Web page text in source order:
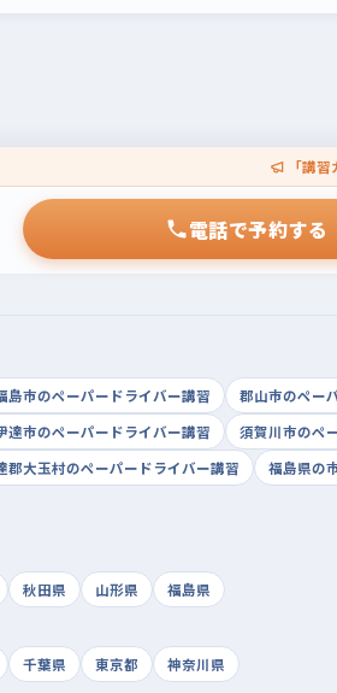
「講
電話で予約する
島市のペーパードライバー講習 郡山市のペー
達市のペーパードライバー講習 須賀川市のペ
郡大玉村のペーパードライバー講習 福島県の
秋田県 山形県 福島県
千葉県 東京都 神奈川県